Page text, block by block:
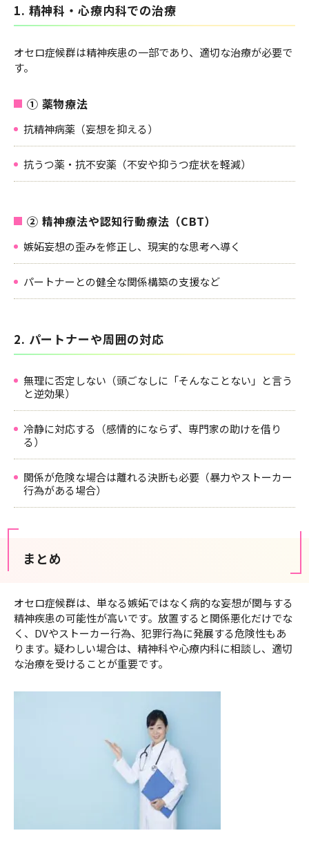
1. 精神科・心療内科での治療
オセロ症候群は精神疾患の一部であり、適切な治療が必要で
す。
① 薬物療法
抗精神病薬（妄想を抑える）
抗うつ薬・抗不安薬（不安や抑うつ症状を軽減）
② 精神療法や認知行動療法（CBT）
嫉妬妄想の歪みを修正し、現実的な思考へ導く
パートナーとの健全な関係構築の支援など
2. パートナーや周囲の対応
無理に否定しない（頭ごなしに「そんなことない」と言う
と逆効果）
冷静に対応する（感情的にならず、専門家の助けを借り
る）
関係が危険な場合は離れる決断も必要（暴力やストーカー
行為がある場合）
まとめ
オセロ症候群は、単なる嫉妬ではなく病的な妄想が関与する
精神疾患の可能性が高いです。放置すると関係悪化だけでな
く、DVやストーカー行為、犯罪行為に発展する危険性もあ
ります。疑わしい場合は、精神科や心療内科に相談し、適切
な治療を受けることが重要です。